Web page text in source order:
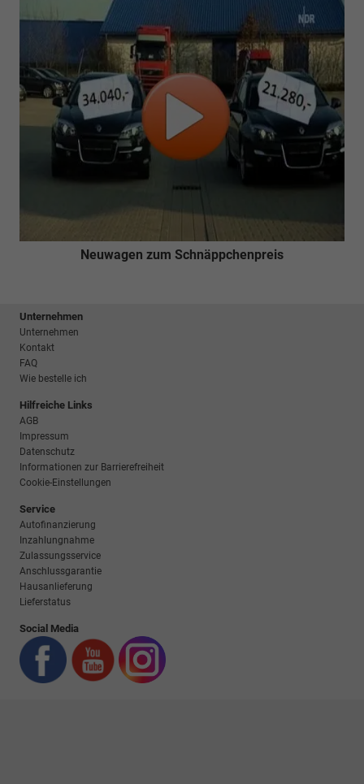
Neuwagen zum Schnäppchenpreis
Unternehmen
Unternehmen
Kontakt
FAQ
Wie bestelle ich
Hilfreiche Links
AGB
Impressum
Datenschutz
Informationen zur Barrierefreiheit
Cookie-Einstellungen
Service
Autofinanzierung
Inzahlungnahme
Zulassungsservice
Anschlussgarantie
Hausanlieferung
Lieferstatus
Social Media